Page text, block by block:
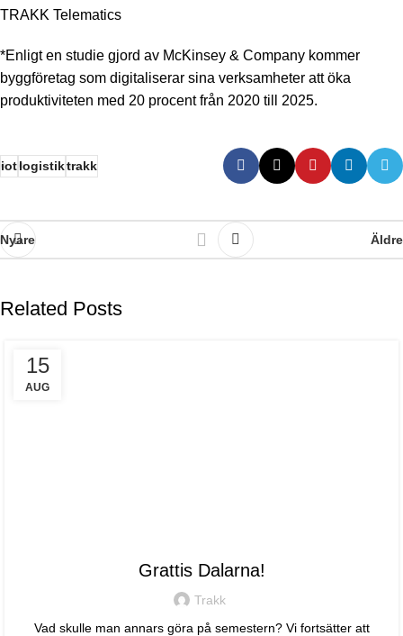
TRAKK Telematics
*Enligt en studie gjord av McKinsey & Company kommer
byggföretag som digitaliserar sina verksamheter att öka
produktiviteten med 20 procent från 2020 till 2025.
iotlogistiktrakk
Nyare Äldre
Related Posts
15
AUG
Grattis Dalarna!
Trakk
Vad skulle man annars göra på semestern? Vi fortsätter att